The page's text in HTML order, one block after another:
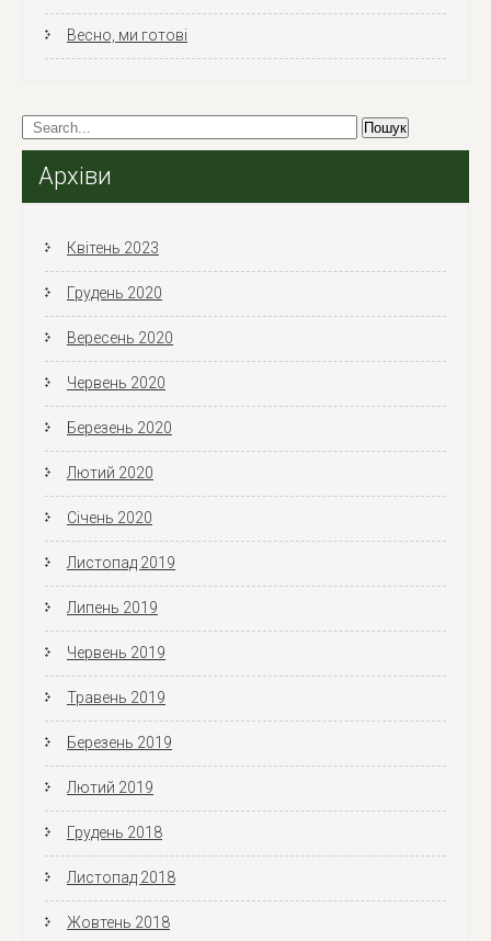
Весно, ми готові
Архіви
Квітень 2023
Грудень 2020
Вересень 2020
Червень 2020
Березень 2020
Лютий 2020
Січень 2020
Листопад 2019
Липень 2019
Червень 2019
Травень 2019
Березень 2019
Лютий 2019
Грудень 2018
Листопад 2018
Жовтень 2018